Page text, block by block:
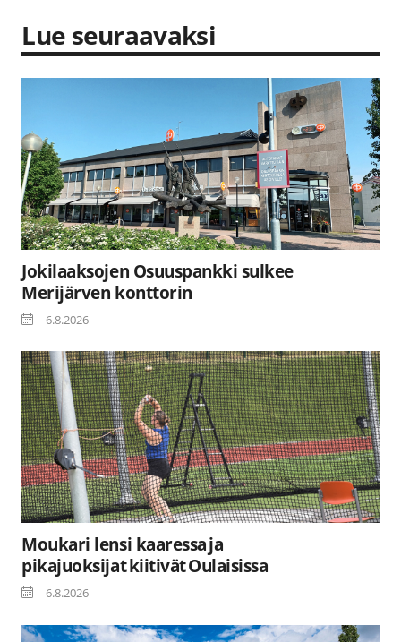
Lue seuraavaksi
Jokilaaksojen Osuuspankki sulkee
Merijärven konttorin
6.8.2026
Moukari lensi kaaressa ja
pikajuoksijat kiitivät Oulaisissa
6.8.2026